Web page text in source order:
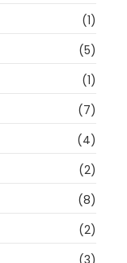
(1)
(5)
(1)
(7)
(4)
(2)
(8)
(2)